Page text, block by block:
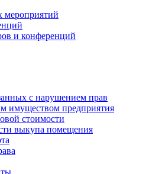
мероприятий
и конференций
с нарушением прав
имуществом предприятия
стоимости
выкупа помещения